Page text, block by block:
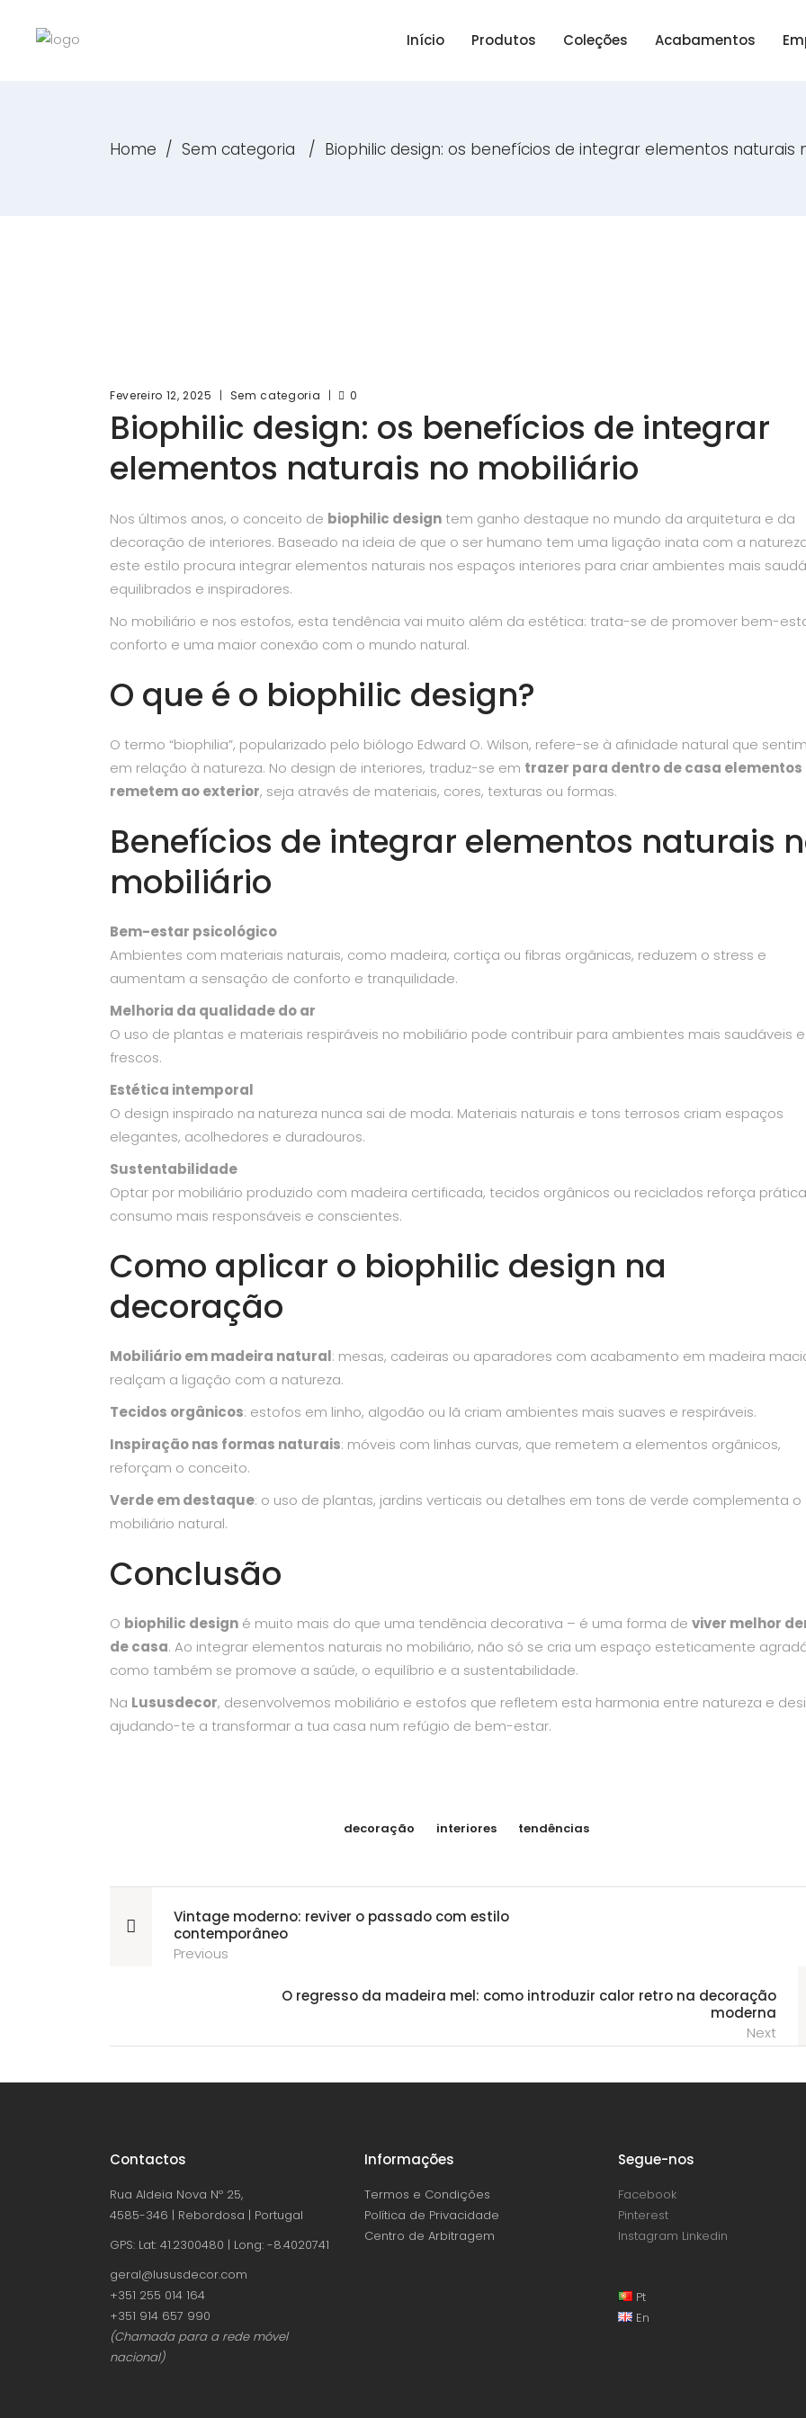
Início Produtos Coleções Acabamentos
Home / Sem categoria / Biophilic design: os benefícios de integrar elementos naturais
Fevereiro 12, 2025 Sem categoria 0
Biophilic design: os benefícios de integrar
elementos naturais no mobiliário
Nos últimos anos, o conceito de biophilic designtem ganho destaque no mundo da arquitetura e da
decoração de interiores. Baseado na ideia de que o ser humano tem uma ligação inata com a
este estilo procura integrar elementos naturais nos espaços interiores para criar ambientes mais
equilibrados e inspiradores.
No mobiliário e nos estofos, esta tendência vai muito além da estética: trata-se de promover bem-
conforto e uma maior conexão com o mundo natural.
O que é o biophilic design?
O termo “biophilia”, popularizado pelo biólogo Edward O. Wilson, refere-se à afinidade natural que
em relação à natureza. No design de interiores, traduz-se em trazer para dentro de casa elementos
remetem ao exterior, seja através de materiais, cores, texturas ou formas.
Benefícios de integrar elementos naturais
mobiliário
Bem-estar psicológico
Ambientes com materiais naturais, como madeira, cortiça ou fibras orgânicas, reduzem o stress e
aumentam a sensação de conforto e tranquilidade.
Melhoria da qualidade do ar
O uso de plantas e materiais respiráveis no mobiliário pode contribuir para ambientes mais saudáveis e
frescos.
Estética intemporal
O design inspirado na natureza nunca sai de moda. Materiais naturais e tons terrosos criam espaços
elegantes, acolhedores e duradouros.
Sustentabilidade
Optar por mobiliário produzido com madeira certificada, tecidos orgânicos ou reciclados reforça
consumo mais responsáveis e conscientes.
Como aplicar o biophilic design na
decoração
Mobiliário em madeira natural: mesas, cadeiras ou aparadores com acabamento em madeira
realçam a ligação com a natureza.
Tecidos orgânicos: estofos em linho, algodão ou lã criam ambientes mais suaves e respiráveis.
Inspiração nas formas naturais: móveis com linhas curvas, que remetem a elementos orgânicos,
reforçam o conceito.
Verde em destaque: o uso de plantas, jardins verticais ou detalhes em tons de verde complementa o
mobiliário natural.
Conclusão
O biophilic design é muito mais do que uma tendência decorativa – é uma forma de viver melhor
de casa. Ao integrar elementos naturais no mobiliário, não só se cria um espaço esteticamente
como também se promove a saúde, o equilíbrio e a sustentabilidade.
Na Lususdecor, desenvolvemos mobiliário e estofos que refletem esta harmonia entre natureza e
ajudando-te a transformar a tua casa num refúgio de bem-estar.
decoração interiores tendências
Vintage moderno: reviver o passado com estilo
contemporâneo
Previous
O regresso da madeira mel: como introduzir calor retro na decoração
moderna
Next
Contactos
Rua Aldeia Nova Nº 25,
4585-346 | Rebordosa | Portugal
GPS: Lat: 41.2300480 | Long: -8.4020741
geral@lususdecor.com
‪+351 255 014 164‬
‪+351 914 657 990
(Chamada para a rede móvel
nacional)
Informações
Termos e Condições
Política de Privacidade
Centro de Arbitragem
Segue-nos
Facebook
Pinterest
Instagram Linkedin
Pt
En